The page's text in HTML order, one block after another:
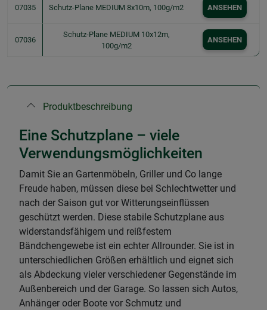
07035 Schutz-Plane MEDIUM 8x10m, 100g/m2 ANSEHEN
07036
Schutz-Plane MEDIUM 10x12m,
100g/m2
ANSEHEN
Produktbeschreibung
Eine Schutzplane – viele
Verwendungsmöglichkeiten
Damit Sie an Gartenmöbeln, Griller und Co lange
Freude haben, müssen diese bei Schlechtwetter und
nach der Saison gut vor Witterungseinflüssen
geschützt werden. Diese stabile Schutzplane aus
widerstandsfähigem und reißfestem
Bändchengewebe ist ein echter Allrounder. Sie ist in
unterschiedlichen Größen erhältlich und eignet sich
als Abdeckung vieler verschiedener Gegenstände im
Außenbereich und der Garage. So lassen sich Autos,
Anhänger oder Boote vor Schmutz und